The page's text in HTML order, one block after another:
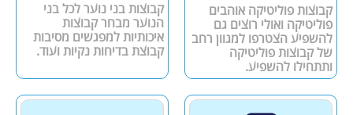
קבוצות פוליטיקה אוהבים
פוליטיקה ואולי רוצים גם
להשפיע הצטרפו למגוון רחב
של קבוצות פוליטיקה
ותתחילו להשפיע.
קבוצות בני נוער לכל בני
הנוער מבחר קבוצות
איכותיות למפגשים מסיבות
קבוצת בדיחות נקיות ועוד.